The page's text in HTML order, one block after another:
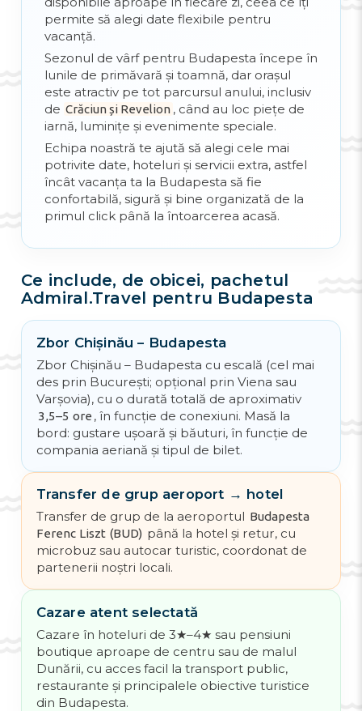
află celebrele băi Szechenyi, castelul
Vajdahunyad, grădina zoologică, muzee și
multe altele.
Puteți petrece timpul liniștit și plăcut pe
insula-parcMargit, unde funcționează
havuzul muzival cu lumini, iar strada pietonală
Andrássy útva crea o plimbare plăcută
datorită unui număr mare de restaurante,
cafenele și magazine.
permite să alegi date flexibile pentru
vacanță.
Sezonul de vârf pentru Budapesta începe în
lunile de primăvară și toamnă, dar orașul
este atractiv pe tot parcursul anului, inclusiv
de Crăciun și Revelion , când au loc piețe de
iarnă, luminițe și evenimente speciale.
Echipa noastră te ajută să alegi cele mai
potrivite date, hoteluri și servicii extra, astfel
încât vacanța ta la Budapesta să fie
confortabilă, sigură și bine organizată de la
primul click până la întoarcerea acasă.
Ce include, de obicei, pachetul
Admiral.Travel pentru Budapesta
Zbor Chișinău – Budapesta
Zbor Chișinău – Budapesta cu escală (cel mai
des prin București; opțional prin Viena sau
Varșovia), cu o durată totală de aproximativ
3,5–5 ore , în funcție de conexiuni. Masă la
bord: gustare ușoară și băuturi, în funcție de
compania aeriană și tipul de bilet.
Transfer de grup aeroport → hotel
Transfer de grup de la aeroportul Budapesta
Ferenc Liszt (BUD) până la hotel și retur, cu
microbuz sau autocar turistic, coordonat de
partenerii noștri locali.
Cazare atent selectată
Cazare în hoteluri de 3★–4★ sau pensiuni
boutique aproape de centru sau de malul
Dunării, cu acces facil la transport public,
restaurante și principalele obiective turistice
din Budapesta.